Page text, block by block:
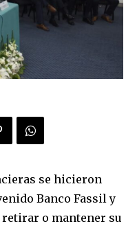
se hicieron
Banco Fassil y
o mantener su